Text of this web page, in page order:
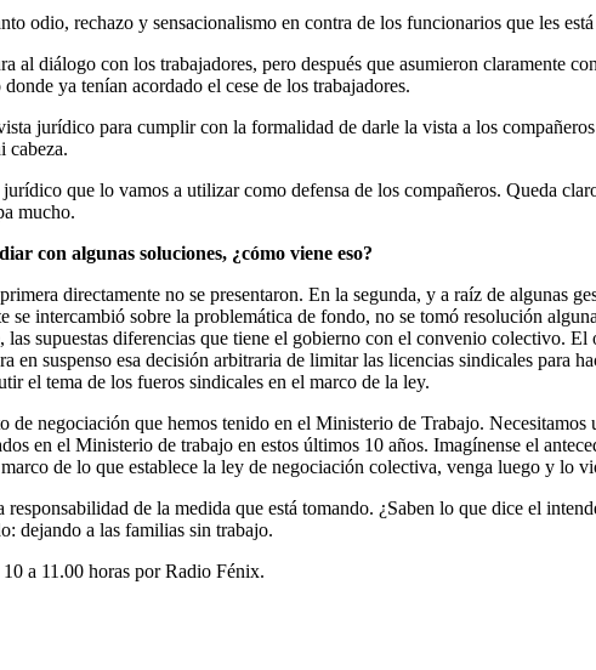
odio, rechazo y sensacionalismo en contra de los funcionarios que les
al diálogo con los trabajadores, pero después que asumieron claramente
ya tenían acordado el cese de los trabajadores.
jurídico para cumplir con la formalidad de darle la vista a los
cabeza.
que lo vamos a utilizar como defensa de los compañeros. Queda
mucho.
con algunas soluciones, ¿cómo viene eso?
directamente no se presentaron. En la segunda, y a raíz de algunas
se intercambió sobre la problemática de fondo, no se tomó resolución
supuestas diferencias que tiene el gobierno con el convenio colectivo.
suspenso esa decisión arbitraria de limitar las licencias sindicales para
el tema de los fueros sindicales en el marco de la ley.
de negociación que hemos tenido en el Ministerio de Trabajo.
en el Ministerio de trabajo en estos últimos 10 años. Imagínense el
de lo que establece la ley de negociación colectiva, venga luego y lo
de la medida que está tomando. ¿Saben lo que dice el
dejando a las familias sin trabajo.
a 11.00 horas por Radio Fénix.